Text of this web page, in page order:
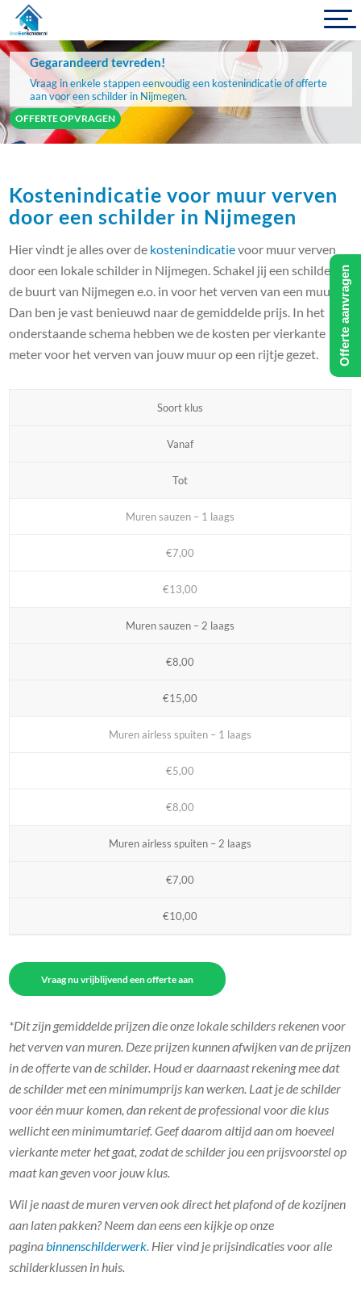
Gegarandeerd tevreden!
Vraag in enkele stappen eenvoudig een kostenindicatie of offerte
aan voor een schilder in Nijmegen.
OFFERTE OPVRAGEN
Kostenindicatie voor muur verven
door een schilder in Nijmegen
Hier vindt je alles over de kostenindicatievoor muur verven
door een lokale schilder in Nijmegen. Schakel jij een schilder in
de buurt van Nijmegen e.o. in voor het verven van een muur?
Dan ben je vast benieuwd naar de gemiddelde prijs. In het
onderstaande schema hebben we de kosten per vierkante
meter voor het verven van jouw muur op een rijtje gezet.
Soort klus
Vanaf
Tot
Muren sauzen – 1 laags
€7,00
€13,00
Muren sauzen – 2 laags
€8,00
€15,00
Muren airless spuiten – 1 laags
€5,00
€8,00
Muren airless spuiten – 2 laags
€7,00
€10,00
Vraag nu vrijblijvend een offerte aan
*Dit zijn gemiddelde prijzen die onze lokale schilders rekenen voor
het verven van muren. Deze prijzen kunnen afwijken van de prijzen
in de offerte van de schilder. Houd er daarnaast rekening mee dat
de schilder met een minimumprijs kan werken. Laat je de schilder
voor één muur komen, dan rekent de professional voor die klus
wellicht een minimumtarief. Geef daarom altijd aan om hoeveel
vierkante meter het gaat, zodat de schilder jou een prijsvoorstel op
maat kan geven voor jouw klus.
Wil je naast de muren verven ook direct het plafond of de kozijnen
aan laten pakken? Neem dan eens een kijkje op onze
paginabinnenschilderwerk. Hier vind je prijsindicaties voor alle
schilderklussen in huis.
Offerte aanvragen